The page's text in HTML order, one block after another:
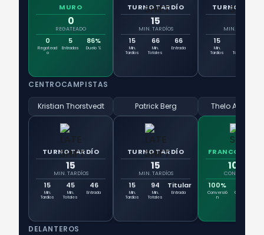
MURO
0
REGATEADO
0
Regatead
o
5
Entradas
86%
Duelo %
TURNO TARDÍO
15
MIN. TARDÍOS
15
Min.
Tardíos
66
Min.
Totales
66
Entrada
TURNO
MIN. TARDÍOS
15
Min.
Tardíos
Totales
CENTROCAMPISTAS
Kristian Thorstvedt
TURNO TARDÍO
15
MIN. TARDÍOS
15
Min.
Tardíos
45
Min.
Totales
46
Entrada
Patrick Berg
TURNO TARDÍO
15
MIN. TARDÍOS
15
Min.
Tardíos
94
Min.
Totales
Titular
Entrada
Thelo
100%
CONVERSIÓN
100%
Conversió
n
Goles
DELANTEROS